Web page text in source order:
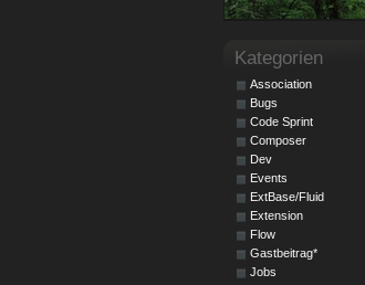
Kategorien
Association
Bugs
Code Sprint
Composer
Dev
Events
ExtBase/Fluid
Extension
Flow
Gastbeitrag*
Jobs